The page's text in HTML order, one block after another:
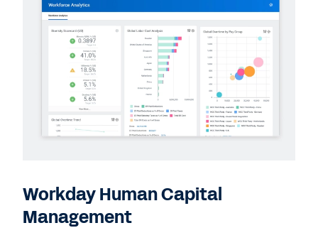
Workday Human Capital
Management